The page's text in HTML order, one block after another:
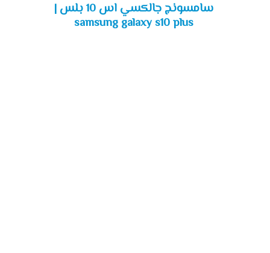
سامسونج جالكسي اس 10 بلس |
samsung galaxy s10 plus